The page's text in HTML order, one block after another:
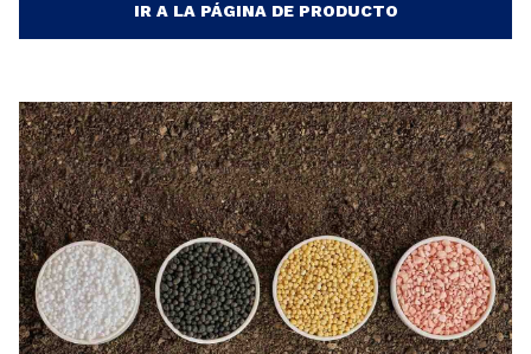
IR A LA PÁGINA DE PRODUCTO